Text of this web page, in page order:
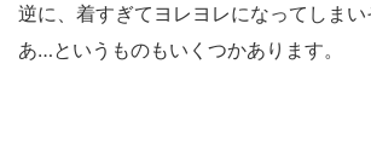
逆に、着すぎてヨレヨレになってしま
あ…というものもいくつかあります。